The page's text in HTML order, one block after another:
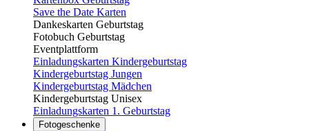
Save the Date Karten
Dankeskarten Geburtstag
Fotobuch Geburtstag
Eventplattform
Einladungskarten Kindergeburtstag
Kindergeburtstag Jungen
Kindergeburtstag Mädchen
Kindergeburtstag Unisex
Einladungskarten 1. Geburtstag
Fotogeschenke